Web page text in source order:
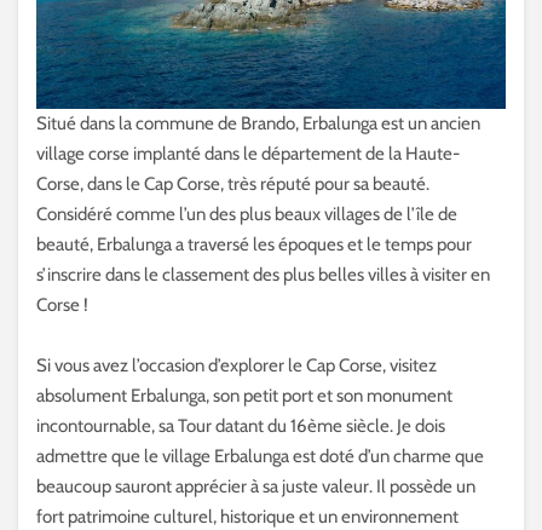
Situé dans la commune de Brando, Erbalunga est un ancien
village corse implanté dans le département de la Haute-
Corse, dans le Cap Corse, très réputé pour sa beauté.
Considéré comme l’un des plus beaux villages de l’île de
beauté, Erbalunga a traversé les époques et le temps pour
s’inscrire dans le classement des plus belles villes à visiter en
Corse !
Si vous avez l’occasion d’explorer le Cap Corse, visitez
absolument Erbalunga, son petit port et son monument
incontournable, sa Tour datant du 16ème siècle. Je dois
admettre que le village Erbalunga est doté d’un charme que
beaucoup sauront apprécier à sa juste valeur. Il possède un
fort patrimoine culturel, historique et un environnement